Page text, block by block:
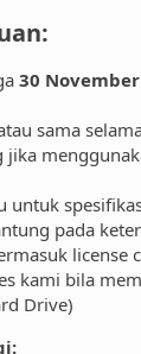
30
sama
untuk
pada
license
kami bila
Drive)